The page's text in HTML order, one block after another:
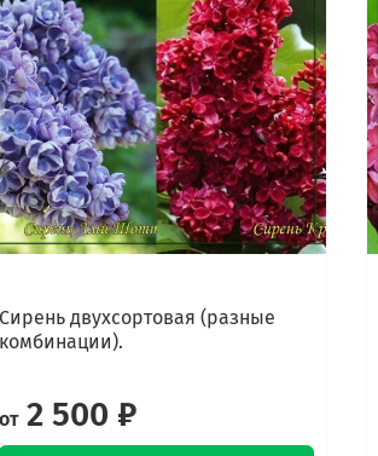
Сирень двухсортовая (разные
комбинации).
от2 500 ₽